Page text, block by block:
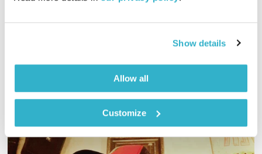
Show details
Allow all
Customize
מוזיקה חדשה, וכזו שאינה, אבל בכל זאת חדשה. בין יבשות,
רוצים את רשימות השידור המלאות? מוזמנים לבקר בבלוג של אחת